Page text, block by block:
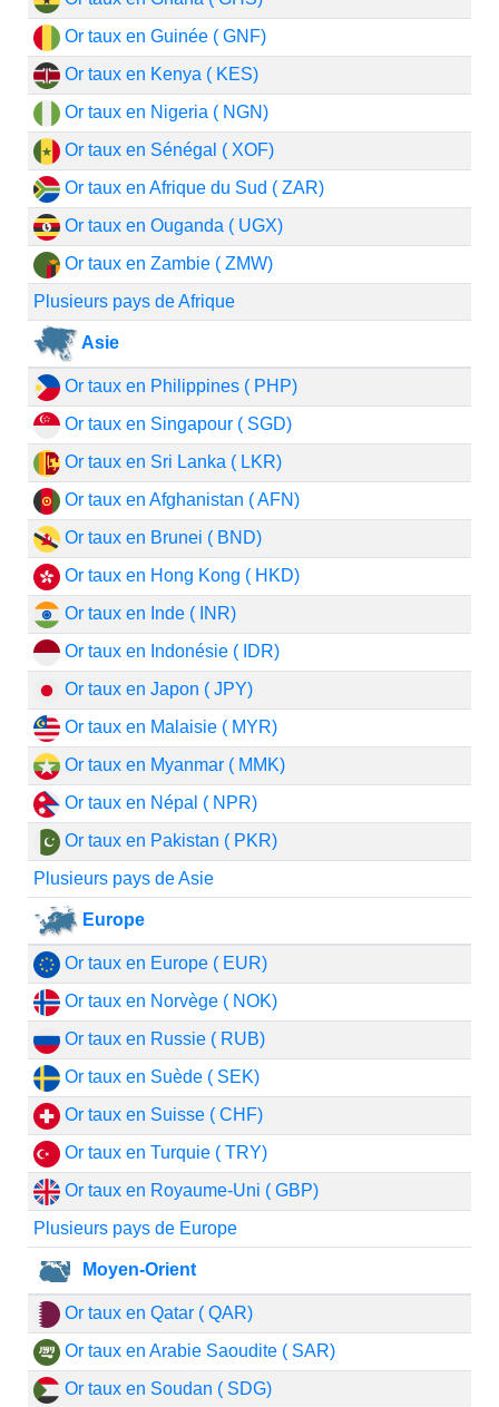
Or taux en Guinée ( GNF)
Or taux en Kenya ( KES)
Or taux en Nigeria ( NGN)
Or taux en Sénégal ( XOF)
Or taux en Afrique du Sud ( ZAR)
Or taux en Ouganda ( UGX)
Or taux en Zambie ( ZMW)
Plusieurs pays de Afrique
Asie
Or taux en Philippines ( PHP)
Or taux en Singapour ( SGD)
Or taux en Sri Lanka ( LKR)
Or taux en Afghanistan ( AFN)
Or taux en Brunei ( BND)
Or taux en Hong Kong ( HKD)
Or taux en Inde ( INR)
Or taux en Indonésie ( IDR)
Or taux en Japon ( JPY)
Or taux en Malaisie ( MYR)
Or taux en Myanmar ( MMK)
Or taux en Népal ( NPR)
Or taux en Pakistan ( PKR)
Plusieurs pays de Asie
Europe
Or taux en Europe ( EUR)
Or taux en Norvège ( NOK)
Or taux en Russie ( RUB)
Or taux en Suède ( SEK)
Or taux en Suisse ( CHF)
Or taux en Turquie ( TRY)
Or taux en Royaume-Uni ( GBP)
Plusieurs pays de Europe
Moyen-Orient
Or taux en Qatar ( QAR)
Or taux en Arabie Saoudite ( SAR)
Or taux en Soudan ( SDG)